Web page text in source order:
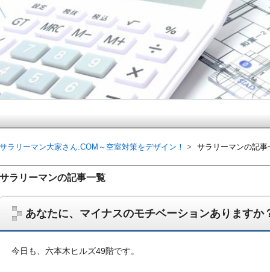
サラリーマンの記事一覧
あなたに、マイナスのモチベーションありますか
今日も、六本木ヒルズ49階です。
サラリーマン大家さん.COM～空室対策をデザイン！ サラリーマンの記事
サラリーマン大家さん.COM～空